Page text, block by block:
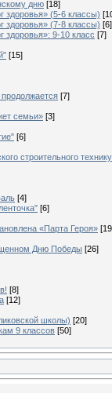
дню [18]
здоровья» (5-6 классы)
здоровья» (7-8 классы) [6]
здоровья»: 9-10 класс [7]
[15]
[7]
семьи» [3]
[6]
строительного
[4]
[6]
«Парта Героя»
Дню Победы [26]
[8]
[12]
школы) [20]
9 классов [50]